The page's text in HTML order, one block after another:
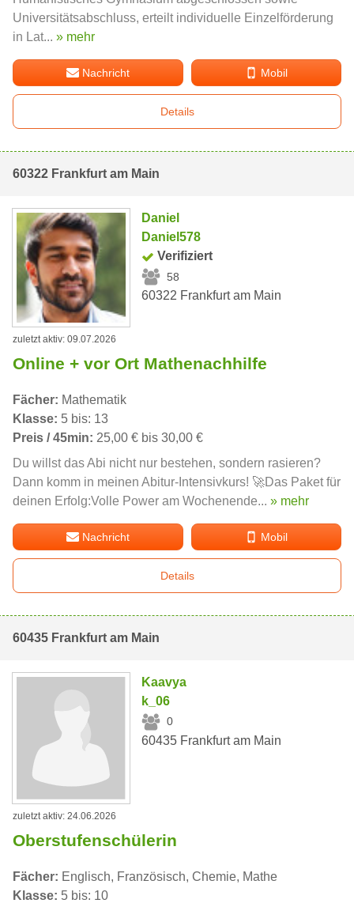
Universitätsabschluss, erteilt individuelle Einzelförderung
in Lat... » mehr
Nachricht Mobil
Details
60322 Frankfurt am Main
Daniel
Daniel578
Verifiziert
58
60322 Frankfurt am Main
zuletzt aktiv: 09.07.2026
Online + vor Ort Mathenachhilfe
Fächer: Mathematik
Klasse: 5 bis: 13
Preis / 45min: 25,00 € bis 30,00 €
Du willst das Abi nicht nur bestehen, sondern rasieren?
Dann komm in meinen Abitur-Intensivkurs! 🚀 ​Das Paket für
deinen Erfolg: ​Volle Power am Wochenende... » mehr
Nachricht Mobil
Details
60435 Frankfurt am Main
Kaavya
k_06
0
60435 Frankfurt am Main
zuletzt aktiv: 24.06.2026
Oberstufenschülerin
Fächer: Englisch, Französisch, Chemie, Mathe
Klasse: 5 bis: 10